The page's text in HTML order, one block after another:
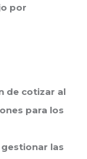
por
de cotizar al
para los
las